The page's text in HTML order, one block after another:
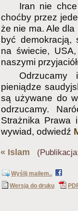
Iran nie
choćby przez
że nie ma. Ale
być demokracją,
na świecie,
naszymi
Odrzucamy
pieniądze
są używane do
odrzucamy.
Strażnika Prawa
wywiad, odwiedź
« Islam
Wyślij mailem..
Wersja do druku